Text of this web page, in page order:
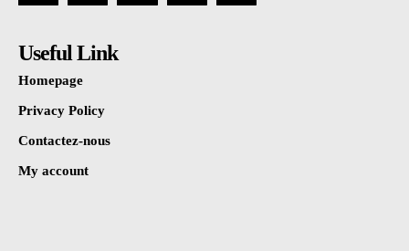
Useful Link
Homepage
Privacy Policy
Contactez-nous
My account